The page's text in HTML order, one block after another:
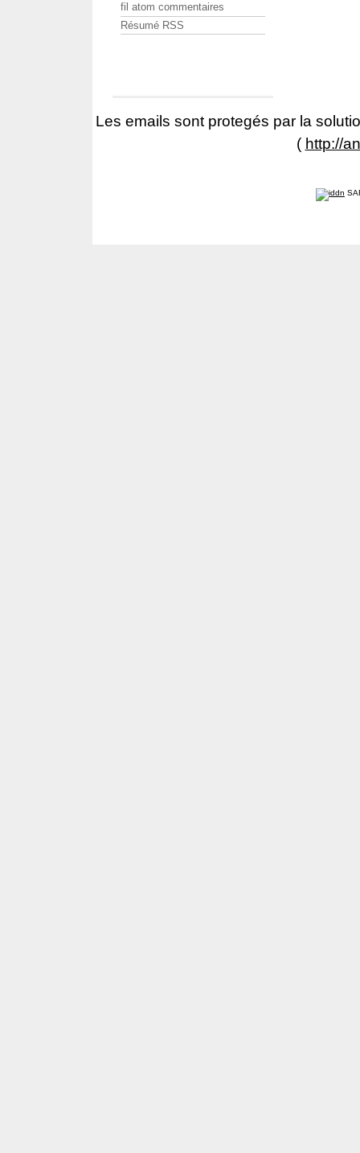
fil atom commentaires
Résumé RSS
Les emails sont protegés par la
( http://